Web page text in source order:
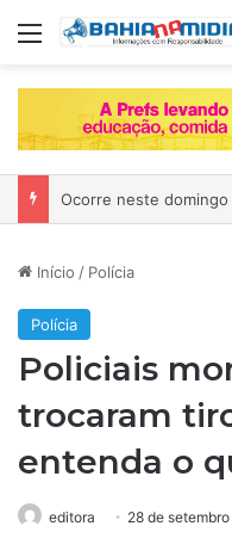
Menu
Início / Polícia
Polícia
Policiais
trocaram
entenda o
editora 28 de